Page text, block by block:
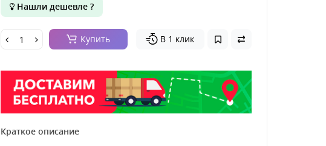
Нашли дешевле ?
Купить В 1 клик
Краткое описание